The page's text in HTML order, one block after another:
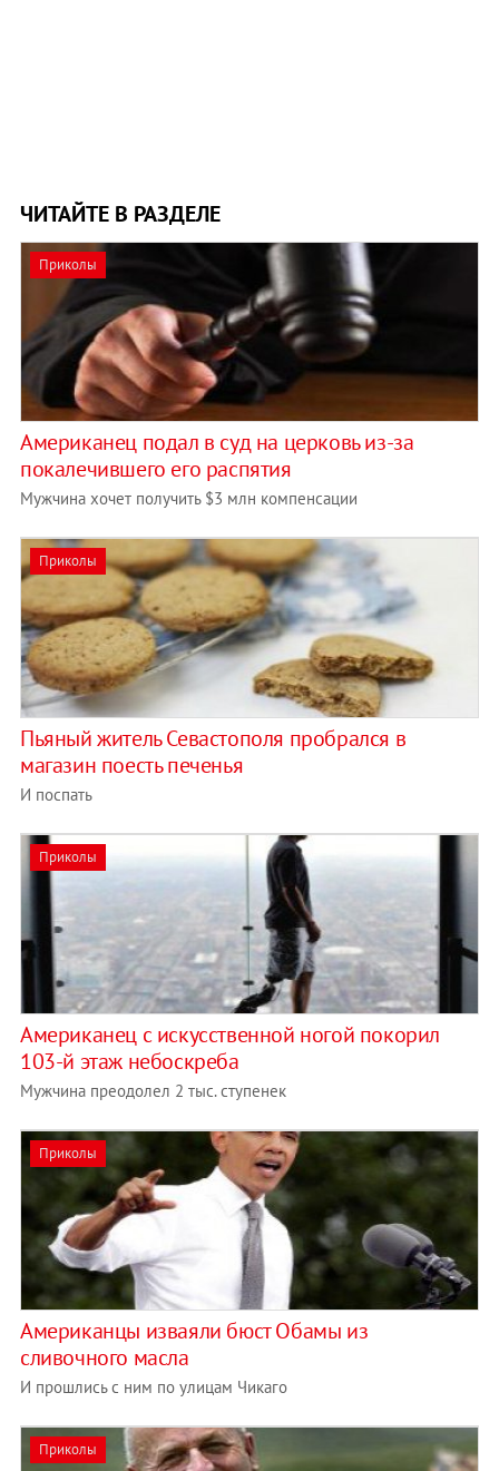
ЧИТАЙТЕ В РАЗДЕЛЕ
Приколы
Американец подал в суд на церковь из-за
покалечившего его распятия
Мужчина хочет получить $3 млн компенсации
Приколы
Пьяный житель Севастополя пробрался в
магазин поесть печенья
И поспать
Приколы
Американец с искусственной ногой покорил
103-й этаж небоскреба
Мужчина преодолел 2 тыс. ступенек
Приколы
Американцы изваяли бюст Обамы из
сливочного масла
И прошлись с ним по улицам Чикаго
Приколы